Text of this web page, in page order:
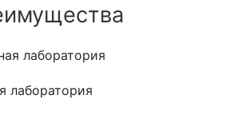
лаборатория